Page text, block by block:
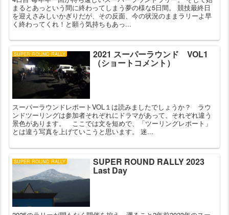
まるとあっという間に終わってしまう夢の様な5日間。 競技最終日
を迎えさみしいかぎりだが、その反面、今の状況のままラリーよ早
く終わってくれ！と願う気持ちもあっ...
SUPER ROUND RALLY 2021 スーパーラウンド VOL1
（ショートコメント）
スーパーラウンドレポートVOL１は読みましたでしょうか？ ラウ
ンドツーリングは参加者それぞれにドラマがあって、それぞれ違う
景色があります。 ここでは文を短めで、「ツーリングレポート」
とは違う写真を上げていこうと思います。 迷...
SUPER ROUND RALLY SUPER ROUND RALLY 2023
Last Day